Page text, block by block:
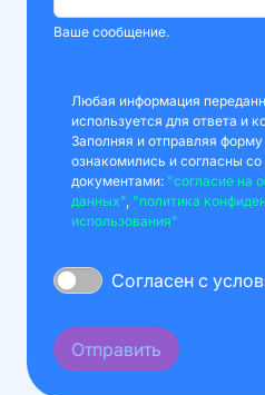
Ваше сообщение.
Любая информация
используется для ответа и
Заполняя и отправляя
ознакомились и согласны
документами: "согласие на
данных", "политика
использования"
Согласен с
Отправить